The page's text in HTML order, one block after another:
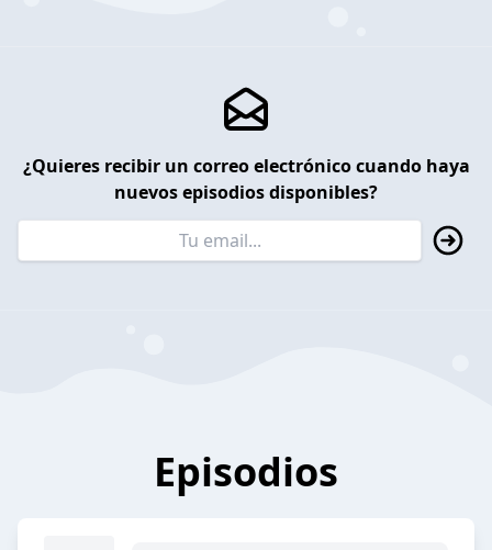
¿Quieres recibir un correo electrónico cuando haya
nuevos episodios disponibles?
Episodios